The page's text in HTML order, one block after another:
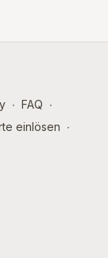
∙ FAQ ∙
einlösen ∙